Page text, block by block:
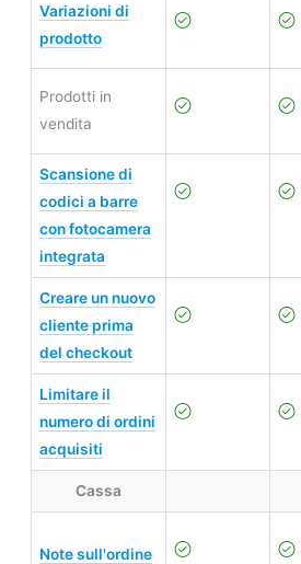
Variazioni di
prodotto
Prodotti in
vendita
Scansione di
codici a barre
con fotocamera
integrata
Creare un nuovo
cliente prima
del checkout
Limitare il
numero di ordini
acquisiti
Cassa
Note sull'ordine